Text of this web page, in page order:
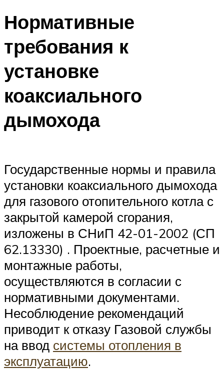
Нормативные
требования к
установке
коаксиального
дымохода
Государственные нормы и правила
установки коаксиального дымохода
для газового отопительного котла с
закрытой камерой сгорания,
изложены в СНиП 42-01-2002 (СП
62.13330) . Проектные, расчетные и
монтажные работы,
осуществляются в согласии с
нормативными документами.
Несоблюдение рекомендаций
приводит к отказу Газовой службы
на ввод системы отопления в
эксплуатацию.